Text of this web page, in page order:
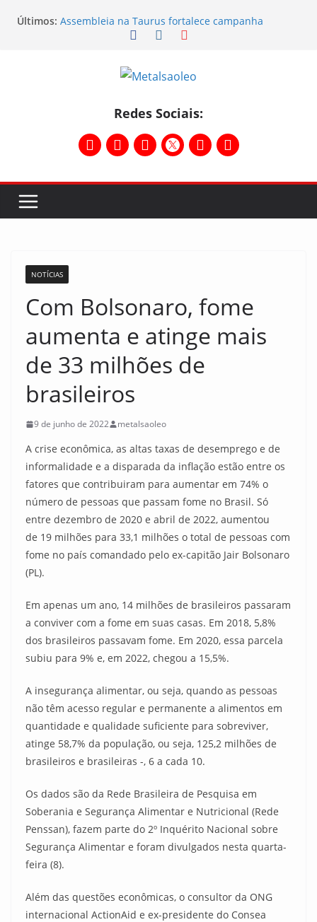
Últimos: Assembleia na Taurus fortalece campanha
salarial e mostra a força da categoria que exige
Nota de repúdio
Conselho Diretivo da CNM/CUT debate indústria e
Temporal destelha Ginásio Bigornão
Assembleia na Taurus – Campanha salarial
2026/2027
Redes Sociais:
NOTÍCIAS
Com Bolsonaro, fome
aumenta e atinge mais
de 33 milhões de
brasileiros
9 de junho de 2022 metalsaoleo
A crise econômica, as altas taxas de desemprego e de
informalidade e a disparada da inflação estão entre os
fatores que contribuiram para aumentar em 74% o
número de pessoas que passam fome no Brasil. Só
entre dezembro de 2020 e abril de 2022, aumentou
de 19 milhões para 33,1 milhões o total de pessoas com
fome no país comandado pelo ex-capitão Jair Bolsonaro
(PL).
Em apenas um ano, 14 milhões de brasileiros passaram
a conviver com a fome em suas casas. Em 2018, 5,8%
dos brasileiros passavam fome. Em 2020, essa parcela
subiu para 9% e, em 2022, chegou a 15,5%.
A insegurança alimentar, ou seja, quando as pessoas
não têm acesso regular e permanente a alimentos em
quantidade e qualidade suficiente para sobreviver,
atinge 58,7% da população, ou seja, 125,2 milhões de
brasileiros e brasileiras -, 6 a cada 10.
Os dados são da Rede Brasileira de Pesquisa em
Soberania e Segurança Alimentar e Nutricional (Rede
Penssan), fazem parte do 2º Inquérito Nacional sobre
Segurança Alimentar e foram divulgados nesta quarta-
feira (8).
Além das questões econômicas, o consultor da ONG
internacional ActionAid e ex-presidente do Consea